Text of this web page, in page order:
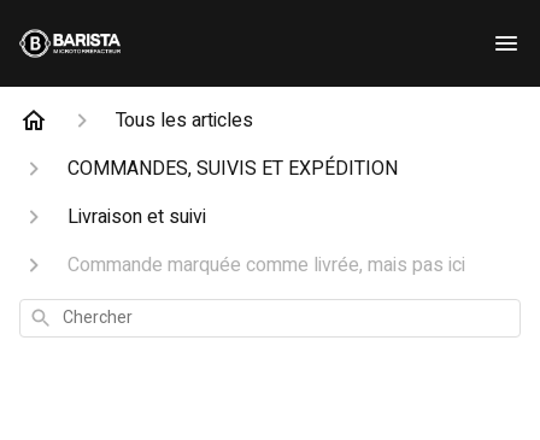
Tous les articles
COMMANDES, SUIVIS ET EXPÉDITION
Livraison et suivi
Commande marquée comme livrée, mais pas ici
Chercher